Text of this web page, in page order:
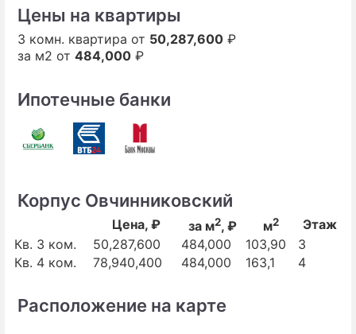
Цены на квартиры
3 комн. квартира от 50,287,600 ₽
за м2 от 484,000 ₽
Ипотечные банки
Корпус Овчинниковский
Цена, ₽ за м2, ₽ м2
Этаж
Кв. 3 ком.
50,287,600 484,000 103,90
3
Кв. 4 ком.
78,940,400 484,000 163,1 4
Расположение на карте